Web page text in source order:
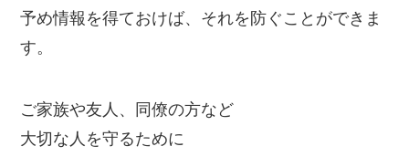
予め情報を得ておけば、それを防ぐことができま
す。
ご家族や友人、同僚の方など
大切な人を守るために